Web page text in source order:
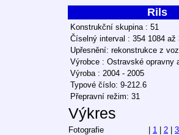
Rils
Konstrukční skupina : 51
Číselný interval : 354 1084 až
Upřesnění: rekonstrukce z
Výrobce : Ostravské opravny
Výroba : 2004 - 2005
Typové číslo: 9-212.6
Přepravní režim: 31
Výkres
Fotografie
1 2 3